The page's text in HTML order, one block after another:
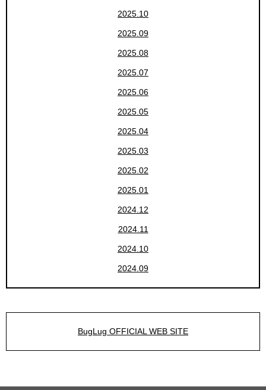
2025.10
2025.09
2025.08
2025.07
2025.06
2025.05
2025.04
2025.03
2025.02
2025.01
2024.12
2024.11
2024.10
2024.09
BugLug OFFICIAL WEB SITE